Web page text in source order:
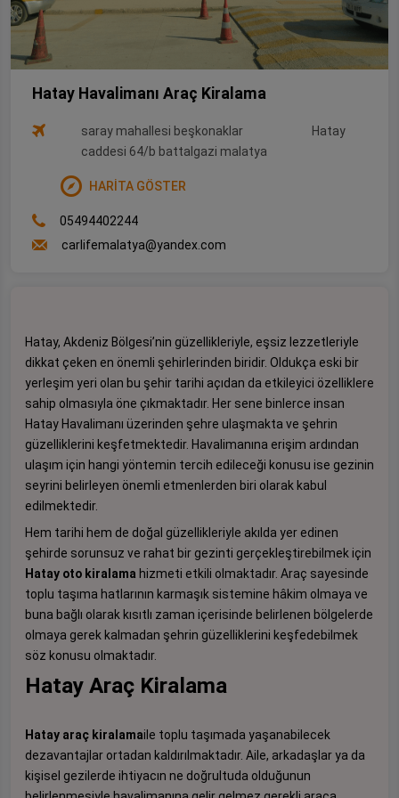
Hatay, Akdeniz Bölgesi’nin güzellikleriyle, eşsiz lezzetleriyle
dikkat çeken en önemli şehirlerinden biridir. Oldukça eski bir
yerleşim yeri olan bu şehir tarihi açıdan da etkileyici özelliklere
sahip olmasıyla öne çıkmaktadır. Her sene binlerce insan
Hatay Havalimanı üzerinden şehre ulaşmakta ve şehrin
güzelliklerini keşfetmektedir. Havalimanına erişim ardından
ulaşım için hangi yöntemin tercih edileceği konusu ise gezinin
seyrini belirleyen önemli etmenlerden biri olarak kabul
edilmektedir.
Hem tarihi hem de doğal güzellikleriyle akılda yer edinen
şehirde sorunsuz ve rahat bir gezinti gerçekleştirebilmek için
Hatay oto kiralama hizmeti etkili olmaktadır. Araç sayesinde
toplu taşıma hatlarının karmaşık sistemine hâkim olmaya ve
buna bağlı olarak kısıtlı zaman içerisinde belirlenen bölgelerde
olmaya gerek kalmadan şehrin güzelliklerini keşfedebilmek
söz konusu olmaktadır.
Hatay Araç Kiralama
Hatay araç kiralamaile toplu taşımada yaşanabilecek
dezavantajlar ortadan kaldırılmaktadır. Aile, arkadaşlar ya da
kişisel gezilerde ihtiyacın ne doğrultuda olduğunun
Hatay Havalimanı Araç Kiralama
saray mahallesi beşkonaklar
caddesi 64/b battalgazi malatya
Hatay
HARİTA GÖSTER
05494402244
carlifemalatya@yandex.com